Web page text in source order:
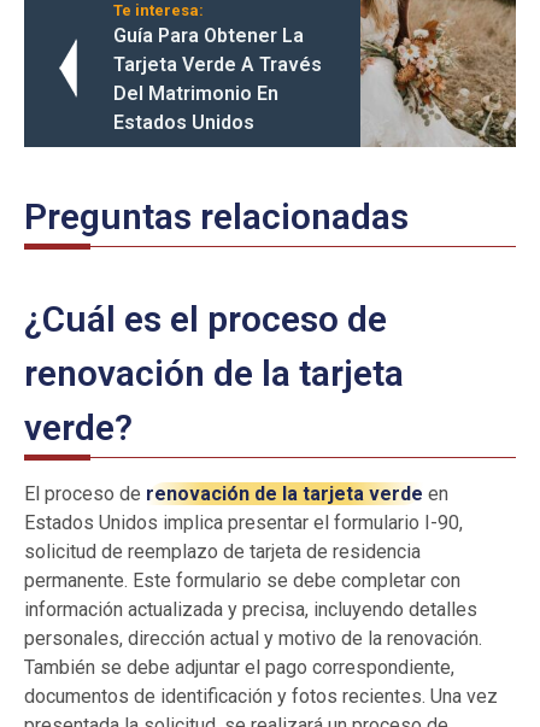
Te interesa:
Guía Para Obtener La
Tarjeta Verde A Través
Del Matrimonio En
Estados Unidos
Preguntas relacionadas
¿Cuál es el proceso de
renovación de la tarjeta
verde?
El proceso de renovación de la tarjeta verde en
Estados Unidos implica presentar el formulario I-90,
solicitud de reemplazo de tarjeta de residencia
permanente. Este formulario se debe completar con
información actualizada y precisa, incluyendo detalles
personales, dirección actual y motivo de la renovación.
También se debe adjuntar el pago correspondiente,
documentos de identificación y fotos recientes. Una vez